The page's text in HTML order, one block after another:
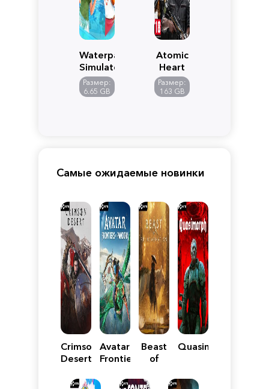
Waterpark
Simulator
Размер:
6.65 GB
Atomic
Heart
Размер:
163 GB
Самые ожидаемые новинки
Crimson
Desert
Avatar:
Frontiers
Pandora
Beast
of
Quasimorph